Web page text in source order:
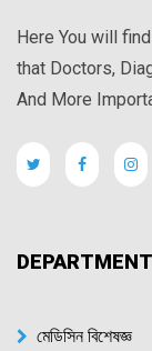
Here You will
that Doctors,
And More
DEPARTMENT
মেডিসিন বিশেষজ্ঞ